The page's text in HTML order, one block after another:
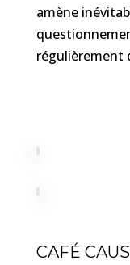
amène
régulièrement
CAFÉ